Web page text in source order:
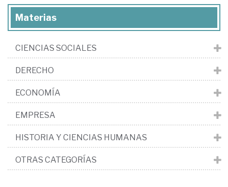
Materias
CIENCIAS SOCIALES
DERECHO
ECONOMÍA
EMPRESA
HISTORIA Y CIENCIAS HUMANAS
OTRAS CATEGORÍAS